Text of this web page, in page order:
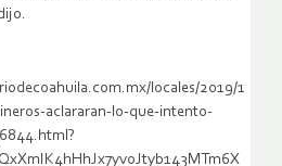
locales/2019/1
aclararan-lo-que-intento-